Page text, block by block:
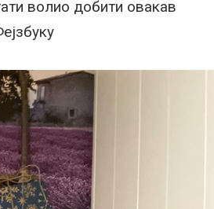
волио добити овакав